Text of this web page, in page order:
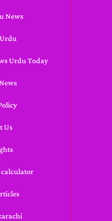
News
Urdu Today
Us